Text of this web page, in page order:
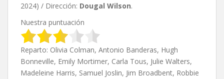
2024) / Dirección: Dougal Wilson.
Nuestra puntuación
Reparto: Olivia Colman, Antonio Banderas, Hugh
Bonneville, Emily Mortimer, Carla Tous, Julie Walters,
Madeleine Harris, Samuel Joslin, Jim Broadbent, Robbie